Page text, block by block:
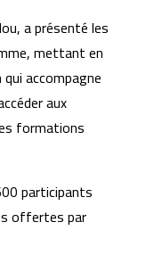
a présenté les
mettant en
accompagne
aux
formations
participants
offertes par